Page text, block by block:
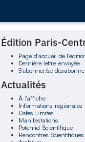
Édition Paris-
Page d'accueil de
Dernière lettre envoyée
S'abonner/se
Actualités
À l'affiche
Informations régionales
Dates Limites
Manifestations
Potentiel Scientifique
Rencontres Scientifiques